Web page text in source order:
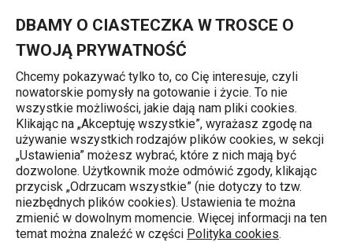
DBAMY O CIASTECZKA W TROSCE O
TWOJĄ PRYWATNOŚĆ
Chcemy pokazywać tylko to, co Cię interesuje, czyli
nowatorskie pomysły na gotowanie i życie. To nie
wszystkie możliwości, jakie dają nam pliki cookies.
Klikając na „Akceptuję wszystkie”, wyrażasz zgodę na
używanie wszystkich rodzajów plików cookies, w sekcji
„Ustawienia” możesz wybrać, które z nich mają być
dozwolone. Użytkownik może odmówić zgody, klikając
przycisk „Odrzucam wszystkie” (nie dotyczy to tzw.
niezbędnych plików cookies). Ustawienia te można
zmienić w dowolnym momencie. Więcej informacji na ten
temat można znaleźć w części Polityka cookies.
Strona główna
Łyżka cedzakowa SPACE TONE,
pomarańczowy